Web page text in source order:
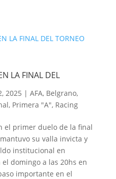
LA FINAL DEL
2025 | AFA, Belgrano,
, Primera "A", Racing
el primer duelo de la final
su valla invicta y
institucional en
domingo a las 20hs en
importante en el